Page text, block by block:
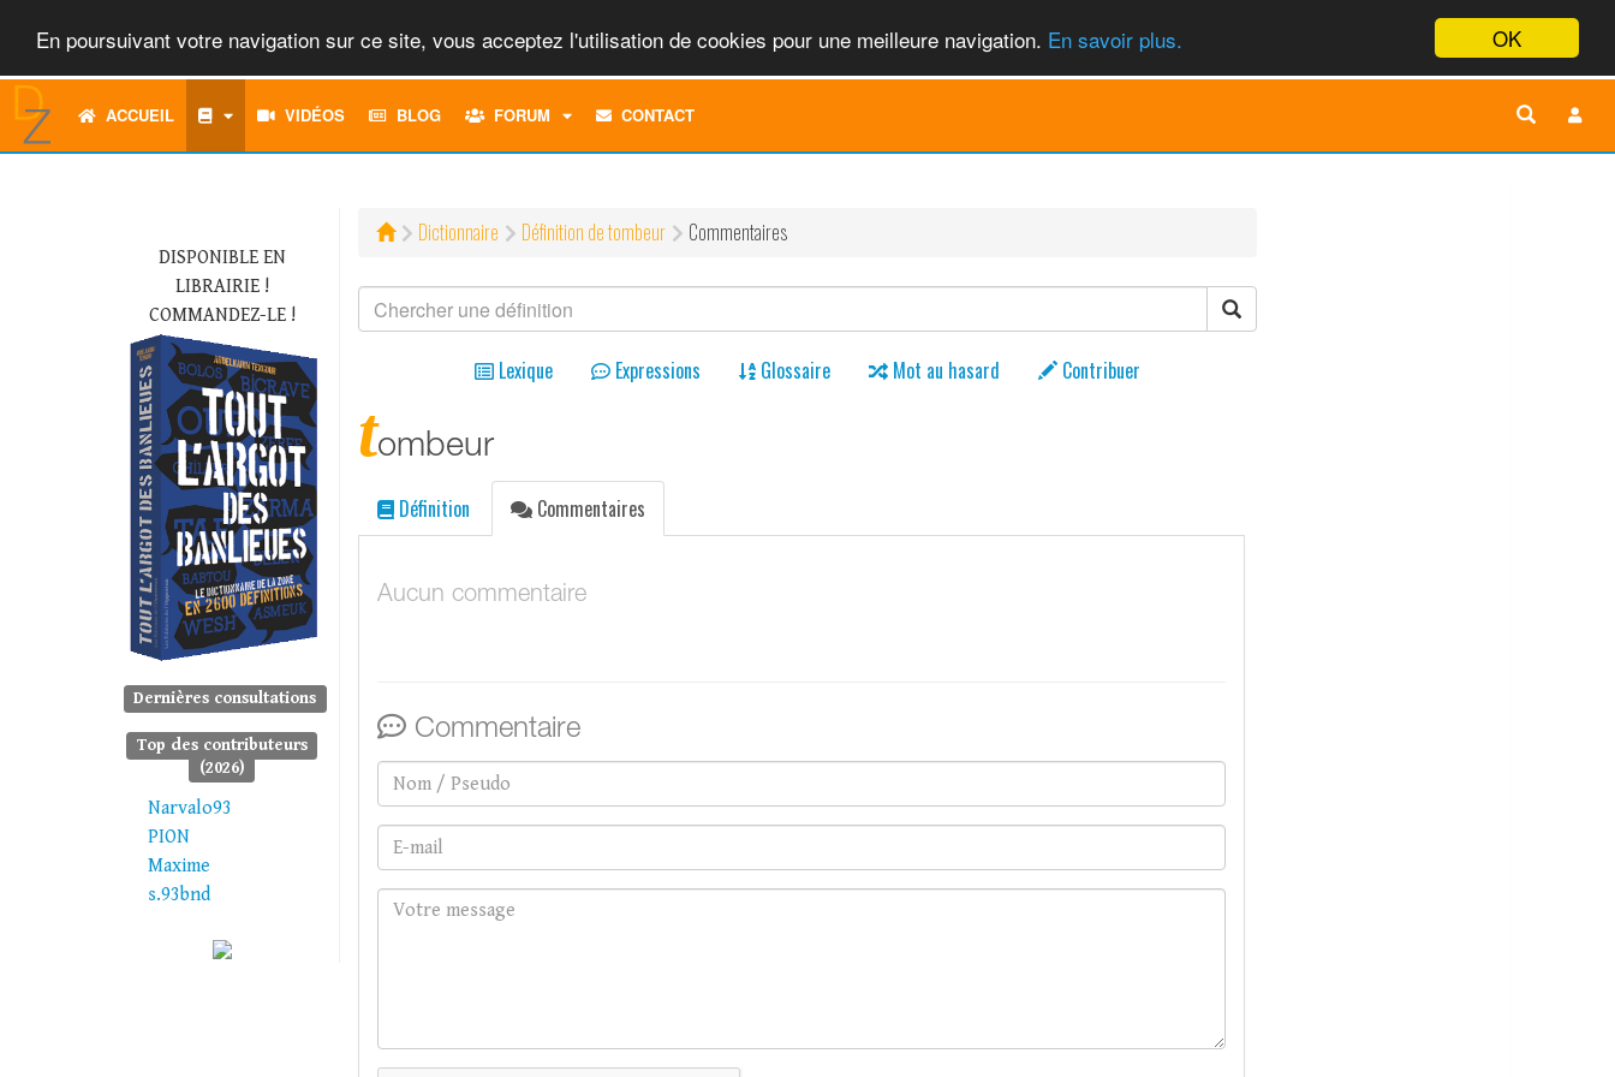
OK
En poursuivant votre navigation sur ce site, vous acceptez l'utilisation de cookies pour une meilleure navigation. En savoir plus.
ACCUEIL VIDÉOS BLOG FORUM
TOGGLECONTACT
DISPONIBLE EN
LIBRAIRIE !
COMMANDEZ-LE !
Dernières consultations
Top des contributeurs
(2026)
Narvalo93
PION
Maxime
s.93bnd
Dictionnaire Définition de tombeur Commentaires
Lexique Expressions Glossaire Mot au hasard Contribuer
tombeur
Définition Commentaires
Aucun commentaire
Commentaire